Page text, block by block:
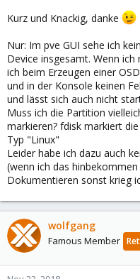
Kurz und Knackig, danke
Nur: Im pve GUI sehe ich
Device insgesamt. Wenn
ich beim Erzeugen einer
und in der Konsole keinen
und lässt sich auch nicht
Muss ich die Partition
markieren? fdisk markiert
Typ "Linux"
Leider habe ich dazu auch
(wenn ich das
Dokumentieren sonst krieg
wolfgang
Famous Member